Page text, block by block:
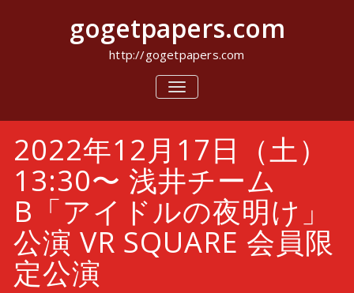
キ
gogetpapers.com
http://gogetpapers.com
ナ
ビ
シ
ン
を
切
り
替
え
2022年12月17日（土）
13:30〜 浅井チーム
B「アイドルの夜明け」
公演 VR SQUARE 会員限
定公演